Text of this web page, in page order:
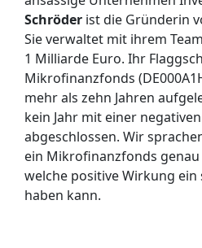
Schröder ist die Gründerin
Sie verwaltet mit ihrem
1 Milliarde Euro. Ihr
Mikrofinanzfonds
mehr als zehn Jahren
kein Jahr mit einer
abgeschlossen. Wir
ein Mikrofinanzfonds
welche positive Wirkung
haben kann.